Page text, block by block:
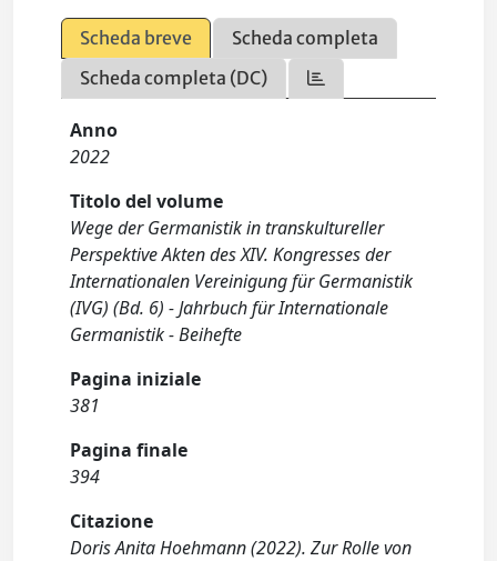
Scheda breve
Scheda completa
Scheda completa (DC)
Anno
2022
Titolo del volume
Wege der Germanistik in transkultureller
Perspektive Akten des XIV. Kongresses der
Internationalen Vereinigung für Germanistik
(IVG) (Bd. 6) - Jahrbuch für Internationale
Germanistik - Beihefte
Pagina iniziale
381
Pagina finale
394
Citazione
Doris Anita Hoehmann (2022). Zur Rolle von